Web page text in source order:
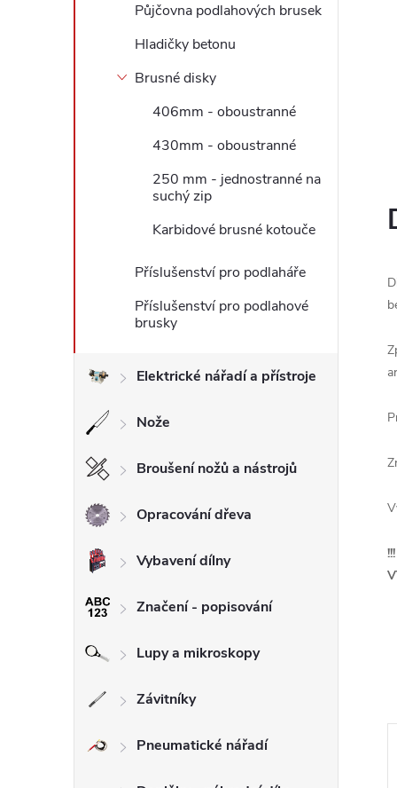
Půjčovna podlahových brusek
Hladičky betonu
Brusné disky
406mm - oboustranné
430mm - oboustranné
250 mm - jednostranné na
suchý zip
Karbidové brusné kotouče
Příslušenství pro podlaháře
Příslušenství pro podlahové
brusky
Elektrické nářadí a přístroje
Nože
Broušení nožů a nástrojů
Opracování dřeva
Vybavení dílny
Značení - popisování
Lupy a mikroskopy
Závitníky
Pneumatické nářadí